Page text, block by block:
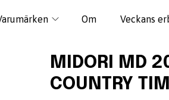
Om Veckans
MIDORI MD
COUNTRY